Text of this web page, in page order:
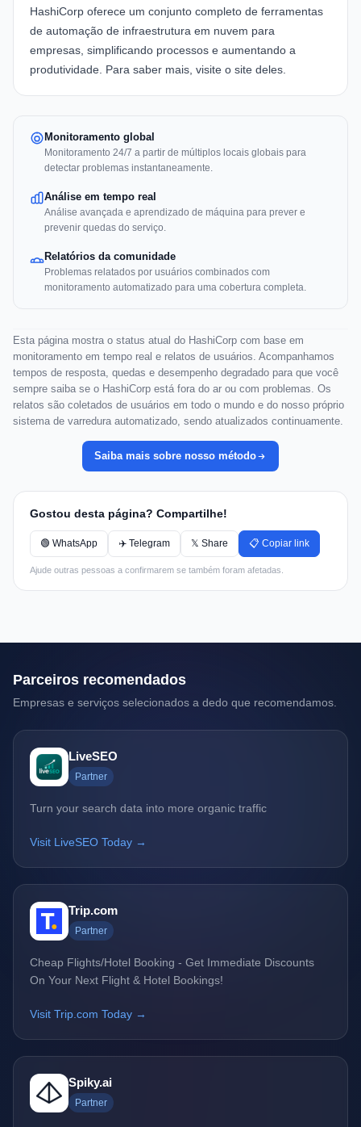
HashiCorp oferece um conjunto completo de ferramentas
de automação de infraestrutura em nuvem para
empresas, simplificando processos e aumentando a
produtividade. Para saber mais, visite o site deles.
Monitoramento global
Monitoramento 24/7 a partir de múltiplos locais globais para
detectar problemas instantaneamente.
Análise em tempo real
Análise avançada e aprendizado de máquina para prever e
prevenir quedas do serviço.
Relatórios da comunidade
Problemas relatados por usuários combinados com
monitoramento automatizado para uma cobertura completa.
Esta página mostra o status atual do HashiCorp com base em
monitoramento em tempo real e relatos de usuários. Acompanhamos
tempos de resposta, quedas e desempenho degradado para que você
sempre saiba se o HashiCorp está fora do ar ou com problemas. Os
relatos são coletados de usuários em todo o mundo e do nosso próprio
sistema de varredura automatizado, sendo atualizados continuamente.
Saiba mais sobre nosso método
Gostou desta página? Compartilhe!
🟢 WhatsApp ✈️ Telegram 𝕏 Share 📋 Copiar link
Ajude outras pessoas a confirmarem se também foram afetadas.
Parceiros recomendados
Empresas e serviços selecionados a dedo que recomendamos.
LiveSEO
Partner
Turn your search data into more organic traffic
Visit LiveSEO Today →
Trip.com
Partner
Cheap Flights/Hotel Booking - Get Immediate Discounts
On Your Next Flight & Hotel Bookings!
Visit Trip.com Today →
Spiky.ai
Partner